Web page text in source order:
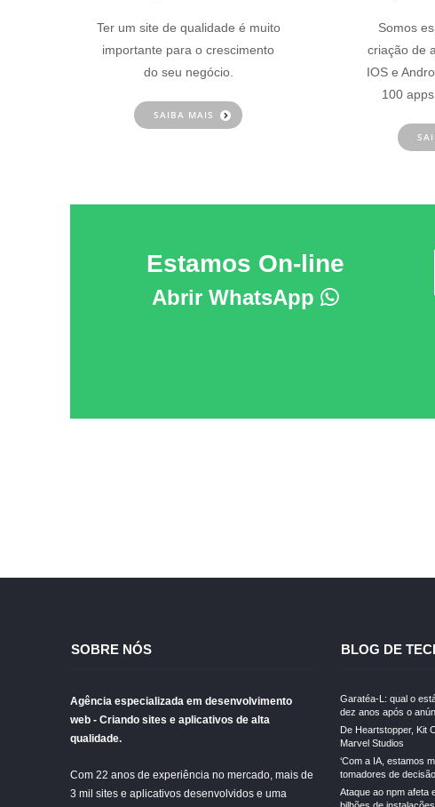
Ter um site de qualidade é muito
importante para o crescimento
do seu negócio.
SAIBA MAIS
Somos
criação de
IOS e
100
Estamos On-line
Abrir WhatsApp
SOBRE NÓS
Agência especializada em desenvolvimento
web - Criando sites e aplicativos de alta
qualidade.
Com 22 anos de experiência no mercado, mais de
3 mil sites e aplicativos desenvolvidos e uma
BLOG DE
Garatéa-L: qual o
dez anos após o
De Heartstopper, Kit
Marvel Studios
‘Com a IA, estamos
tomadores de
Ataque ao npm afeta